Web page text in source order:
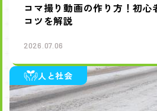
コマ撮り動画の作り方！初心
コツを解説
2026.07.06
人と社会